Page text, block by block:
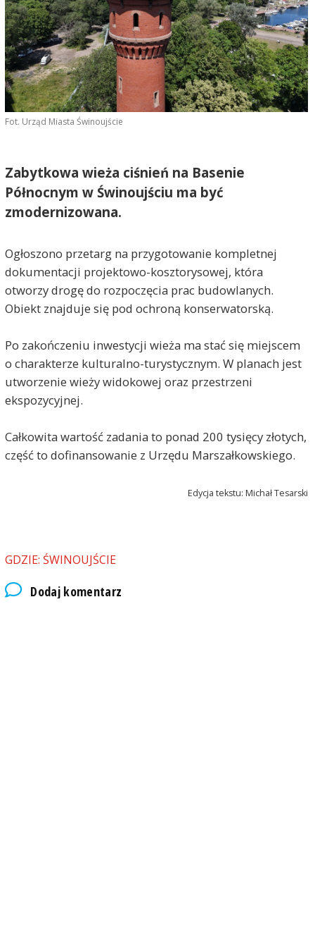
Fot. Urząd Miasta Świnoujście
Zabytkowa wieża ciśnień na Basenie
Północnym w Świnoujściu ma być
zmodernizowana.
Ogłoszono przetarg na przygotowanie kompletnej
dokumentacji projektowo-kosztorysowej, która
otworzy drogę do rozpoczęcia prac budowlanych.
Obiekt znajduje się pod ochroną konserwatorską.
Po zakończeniu inwestycji wieża ma stać się miejscem
o charakterze kulturalno-turystycznym. W planach jest
utworzenie wieży widokowej oraz przestrzeni
ekspozycyjnej.
Całkowita wartość zadania to ponad 200 tysięcy złotych,
część to dofinansowanie z Urzędu Marszałkowskiego.
Edycja tekstu: Michał Tesarski
GDZIE: ŚWINOUJŚCIE
Dodaj komentarz